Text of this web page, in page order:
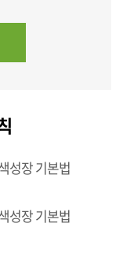
성장 기본법
성장 기본법